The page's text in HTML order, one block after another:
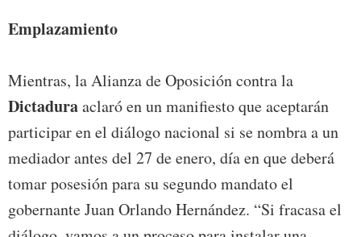
Emplazamiento
Mientras, la Alianza de Oposición contra la
Dictaduraaclaró en un manifiesto que aceptarán
participar en el diálogo nacional si se nombra a un
mediador antes del 27 de enero, día en que deberá
tomar posesión para su segundo mandato el
gobernante Juan Orlando Hernández. “Si fracasa el